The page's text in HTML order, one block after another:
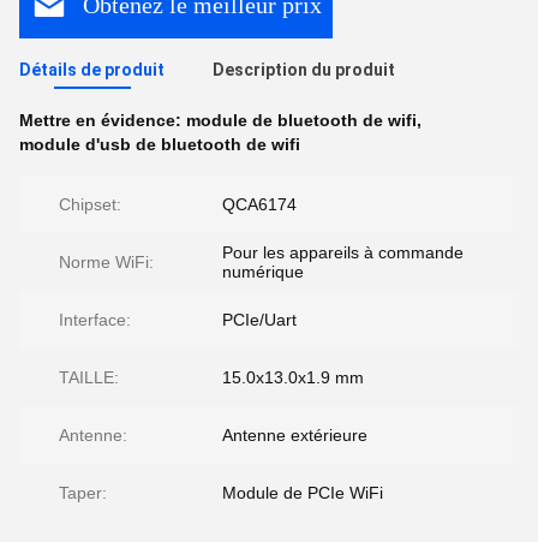
Détails de produit Description du produit
Mettre en évidence: module de bluetooth de wifi,
module d'usb de bluetooth de wifi
Chipset: QCA6174
Norme WiFi:
Pour les appareils à commande
numérique
Interface: PCIe/Uart
TAILLE: 15.0x13.0x1.9 mm
Antenne: Antenne extérieure
Taper: Module de PCIe WiFi